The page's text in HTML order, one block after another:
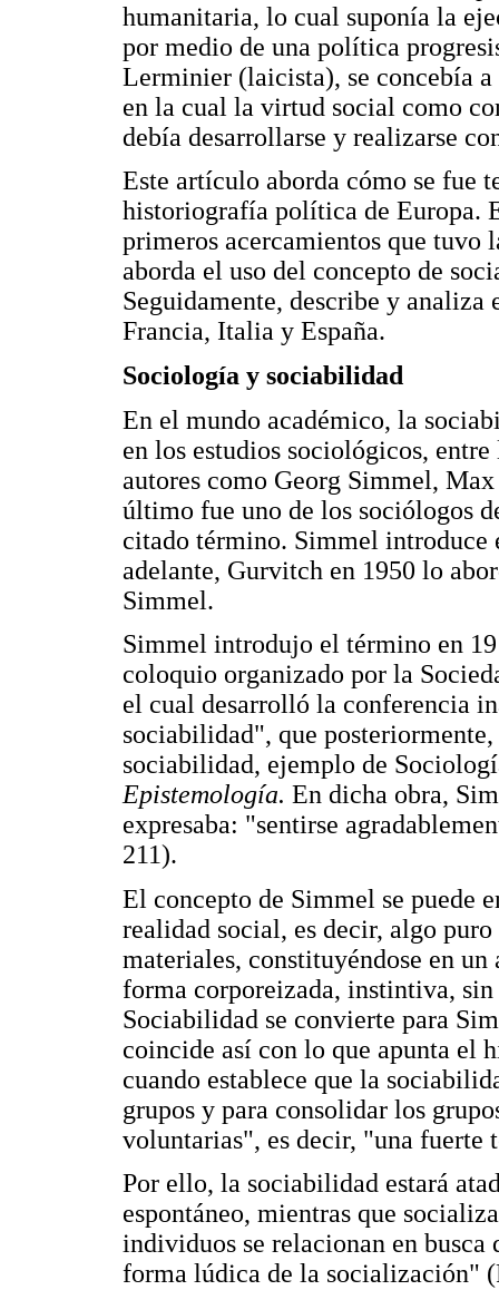
humanitaria, lo cual suponía la
por medio de una política
Lerminier (laicista), se concebía
en la cual la virtud social como
debía desarrollarse y realizarse
Este artículo aborda cómo se fue
historiografía política de Europa.
primeros acercamientos que tuvo
aborda el uso del concepto de
Seguidamente, describe y
Francia, Italia y España.
Sociología y sociabilidad
En el mundo académico, la
en los estudios sociológicos,
autores como Georg Simmel,
último fue uno de los sociólogos
citado término. Simmel introduce
adelante, Gurvitch en 1950 lo
Simmel.
Simmel introdujo el término en
coloquio organizado por la
el cual desarrolló la conferencia
sociabilidad", que
sociabilidad, ejemplo de
Epistemología. En dicha obra,
expresaba: "sentirse
211).
El concepto de Simmel se puede
realidad social, es decir, algo
materiales, constituyéndose en
forma corporeizada, instintiva,
Sociabilidad se convierte para
coincide así con lo que apunta el
cuando establece que la
grupos y para consolidar los
voluntarias", es decir, "una fuerte
Por ello, la sociabilidad estará
espontáneo, mientras que
individuos se relacionan en
forma lúdica de la socialización"